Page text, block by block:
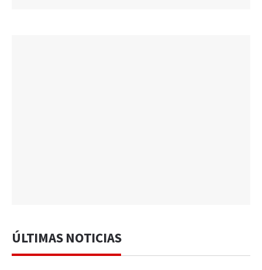
ÚLTIMAS NOTICIAS